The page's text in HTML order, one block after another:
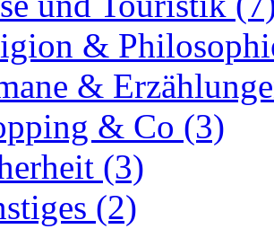
&
&
& Co (3)
(3)
(2)